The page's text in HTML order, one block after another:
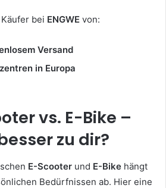
bei ENGWE von:
Versand
in Europa
vs. E-Bike –
zu dir?
E-Scooter und E-Bike hängt
Bedürfnissen ab. Hier eine